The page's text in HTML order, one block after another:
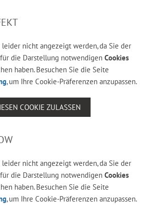
nicht angezeigt werden, da Sie der
die Darstellung notwendigen Cookies
haben. Besuchen Sie die Seite
, um Ihre Cookie-Präferenzen anzupassen.
COOKIE ZULASSEN
nicht angezeigt werden, da Sie der
die Darstellung notwendigen Cookies
haben. Besuchen Sie die Seite
, um Ihre Cookie-Präferenzen anzupassen.